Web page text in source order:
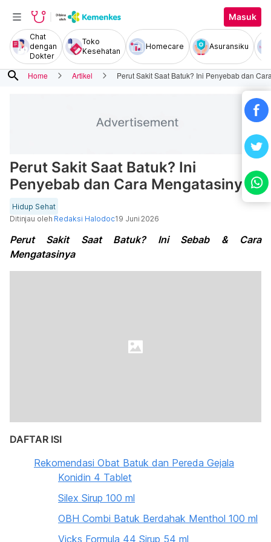
Masuk
Chat
dengan
Dokter
Toko
Kesehatan
Homecare Asuransiku
search Home Artikel Perut Sakit Saat Batuk? Ini Penyebab dan
Perut Sakit Saat Batuk? Ini
Penyebab dan Cara Mengatasinya!
Hidup Sehat
Ditinjau oleh Redaksi Halodoc19 Juni 2026
Perut Sakit Saat Batuk? Ini Sebab & Cara
Mengatasinya
DAFTAR ISI
Rekomendasi Obat Batuk dan Pereda Gejala
Konidin 4 Tablet
Silex Sirup 100 ml
OBH Combi Batuk Berdahak Menthol 100 ml
Vicks Formula 44 Sirup 54 ml